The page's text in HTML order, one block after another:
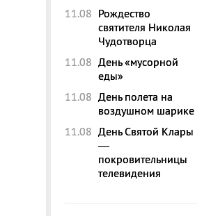
11.08 Рождество
святителя Николая
Чудотворца
11.08 День «мусорной
еды»
11.08 День полета на
воздушном шарике
11.08 День Святой Клары
—
покровительницы
телевидения